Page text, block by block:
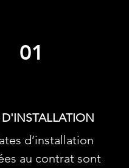
01
D'INSTALLATION
d’installation
au contrat sont